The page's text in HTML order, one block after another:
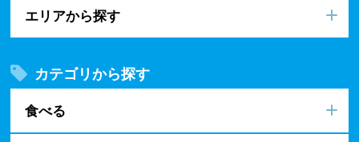
エリアから探す
カテゴリから探す
食べる